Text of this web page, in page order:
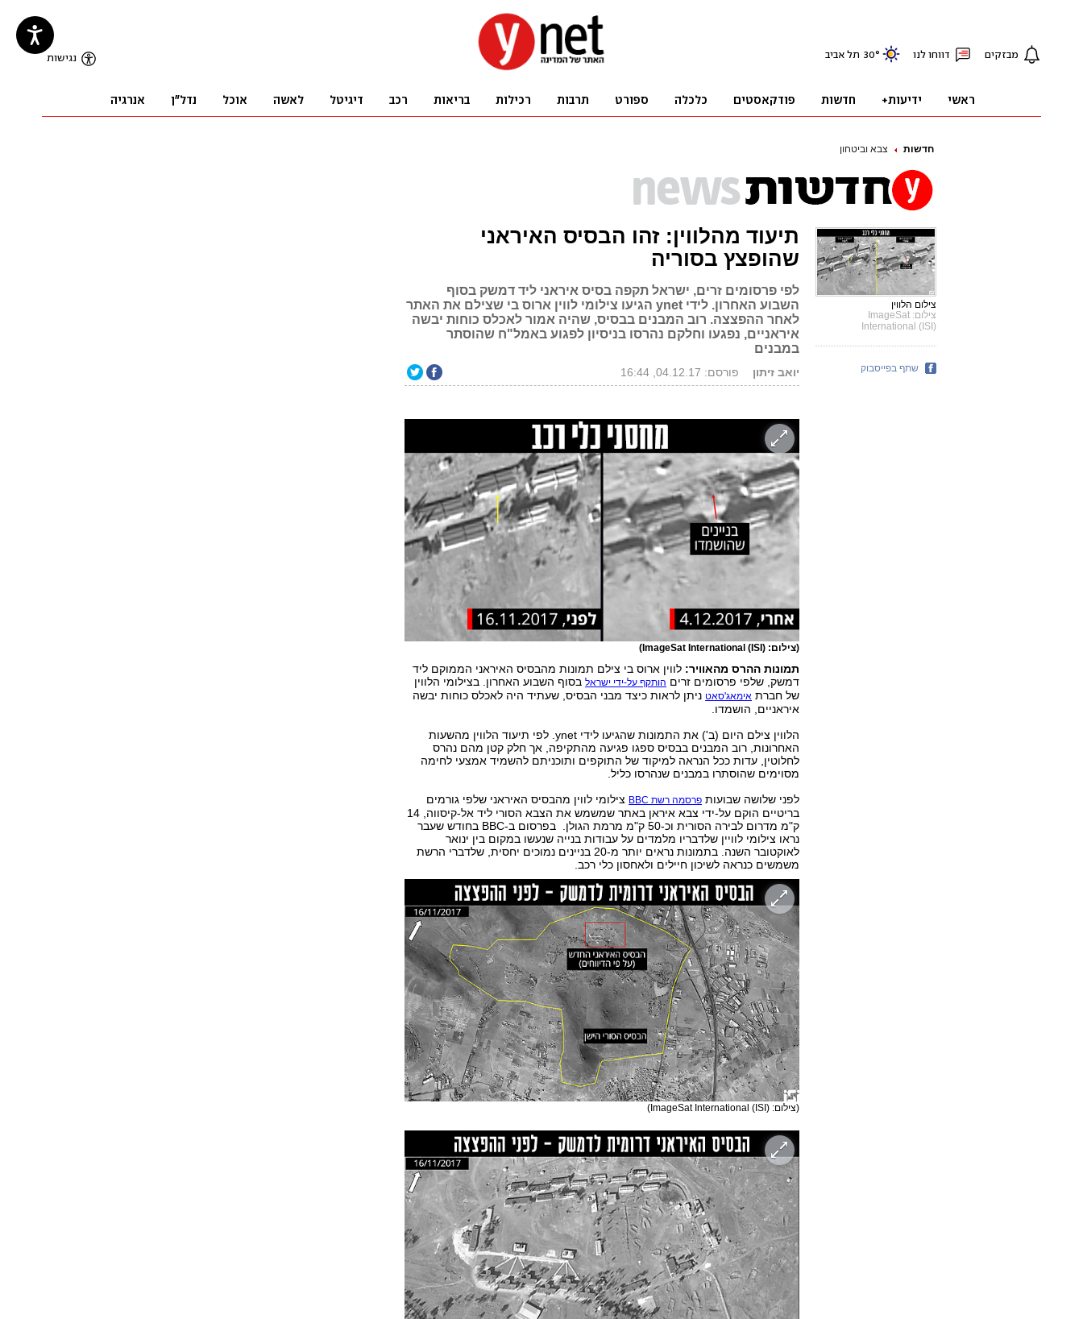
חדשות צבא וביטחון
תיעוד מהלווין: זהו הבסיס האיראני
שהופצץ בסוריה
לפי פרסומים זרים, ישראל תקפה בסיס איראני ליד דמשק בסוף
השבוע האחרון. לידי ynet הגיעו צילומי לווין ארוס בי שצילם את האתר
לאחר ההפצצה. רוב המבנים בבסיס, שהיה אמור לאכלס כוחות יבשה
איראניים, נפגעו וחלקם נהרסו בניסיון לפגוע באמל"ח שהוסתר
במבנים
יואב זיתון פורסם: 04.12.17, 16:44
(צילום: ImageSat International (ISI))
תמונות ההרס מהאוויר: לווין ארוס בי צילם תמונות מהבסיס האיראני הממוקם ליד
דמשק, שלפי פרסומים זרים הותקף על-ידי ישראלבסוף השבוע האחרון. בצילומי הלווין
של חברת אימאג'סאט ניתן לראות כיצד מבני הבסיס, שעתיד היה לאכלס כוחות יבשה
איראניים, הושמדו.
הלווין צילם היום (ב') את התמונות שהגיעו לידי ynet. לפי תיעוד הלווין מהשעות
האחרונות, רוב המבנים בבסיס ספגו פגיעה מהתקיפה, אך חלק קטן מהם נהרס
לחלוטין, עדות ככל הנראה למיקוד של התוקפים ותוכניתם להשמיד אמצעי לחימה
מסוימים שהוסתרו במבנים שנהרסו כליל.
לפני שלושה שבועות פרסמה רשת BBC
צילומי לווין מהבסיס האיראני שלפי גורמים
בריטיים הוקם על-ידי צבא איראן באתר שמשמש את הצבא הסורי ליד אל-קיסווה, 14
ק"מ מדרום לבירה הסורית וכ-50 ק"מ מרמת הגולן. בפרסום ב-BBC בחודש שעבר
נראו צילומי לוויין שלדבריו מלמדים על עבודות בנייה שנעשו במקום בין ינואר
לאוקטובר השנה. בתמונות נראים יותר מ-20 בניינים נמוכים יחסית, שלדברי הרשת
משמשים כנראה לשיכון חיילים ולאחסון כלי רכב.
(צילום: ImageSat International (ISI))
צילום הלווין
צילום: ImageSat
International (ISI)
שתף בפייסבוק